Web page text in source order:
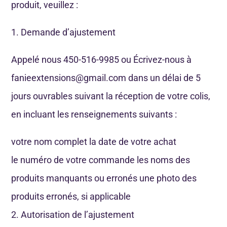
produit, veuillez :
1. Demande d’ajustement
Appelé nous 450-516-9985 ou Écrivez-nous à
fanieextensions@gmail.com dans un délai de 5
jours ouvrables suivant la réception de votre colis,
en incluant les renseignements suivants :
votre nom complet la date de votre achat
le numéro de votre commande les noms des
produits manquants ou erronés une photo des
produits erronés, si applicable
2. Autorisation de l’ajustement